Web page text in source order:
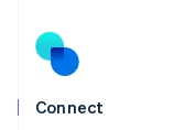
Connect
México
Español
Noruega